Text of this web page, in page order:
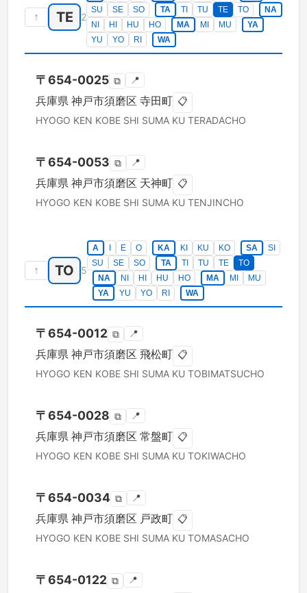
↑ TE 2
SU
SE SO TA TI TU TE TO
NA
NI
HI HU HO MA MI MU
YA
YU
YO RI WA
〒654-0025 ⧉ 📍
兵庫県 神戸市須磨区 寺田町 📋
HYOGO KEN KOBE SHI SUMA KU TERADACHO
〒654-0053 ⧉ 📍
兵庫県 神戸市須磨区 天神町 📋
HYOGO KEN KOBE SHI SUMA KU TENJINCHO
↑ TO 5
A E O KA KI KU KO SA
SI
SU
SE SO TA TI TU TE
TO
NA
NI HI HU HO MA MI
MU
YA
YU YO RI WA
〒654-0012 ⧉ 📍
兵庫県 神戸市須磨区 飛松町 📋
HYOGO KEN KOBE SHI SUMA KU TOBIMATSUCHO
〒654-0028 ⧉ 📍
兵庫県 神戸市須磨区 常盤町 📋
HYOGO KEN KOBE SHI SUMA KU TOKIWACHO
〒654-0034 ⧉ 📍
兵庫県 神戸市須磨区 戸政町 📋
HYOGO KEN KOBE SHI SUMA KU TOMASACHO
〒654-0122 ⧉ 📍